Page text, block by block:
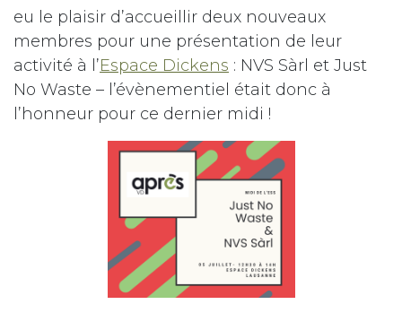
eu le plaisir d’accueillir deux nouveaux
membres pour une présentation de leur
activité à l’Espace Dickens : NVS Sàrl et Just
No Waste – l’évènementiel était donc à
l’honneur pour ce dernier midi !